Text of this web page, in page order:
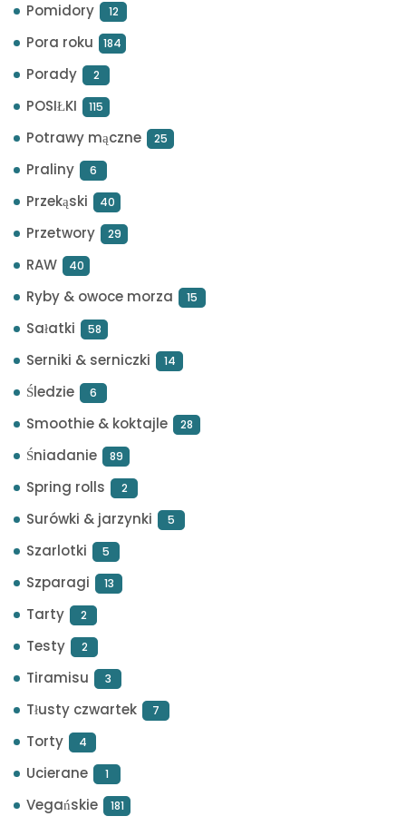
Pomidory 12
Pora roku 184
Porady 2
POSIŁKI 115
Potrawy mączne 25
Praliny 6
Przekąski 40
Przetwory 29
RAW 40
Ryby & owoce morza 15
Sałatki 58
Serniki & serniczki 14
Śledzie 6
Smoothie & koktajle 28
Śniadanie 89
Spring rolls 2
Surówki & jarzynki 5
Szarlotki 5
Szparagi 13
Tarty 2
Testy 2
Tiramisu 3
Tłusty czwartek 7
Torty 4
Ucierane 1
Vegańskie 181